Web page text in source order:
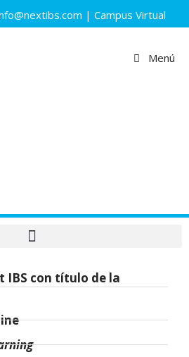
| Campus Virtual
Menú
IBS con título de la